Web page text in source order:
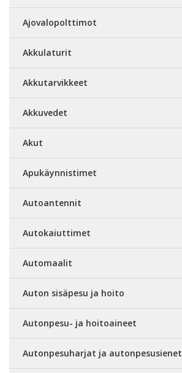
Ajovalopolttimot
Akkulaturit
Akkutarvikkeet
Akkuvedet
Akut
Apukäynnistimet
Autoantennit
Autokaiuttimet
Automaalit
Auton sisäpesu ja hoito
Autonpesu- ja hoitoaineet
Autonpesuharjat ja autonpesusienet